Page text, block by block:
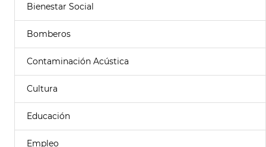
Bienestar Social
Bomberos
Contaminación Acústica
Cultura
Educación
Empleo